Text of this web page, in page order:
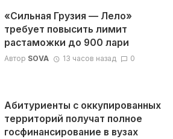
«Сильная Грузия — Лело»
требует повысить лимит
растаможки до 900 лари
Автор SOVA 13 часов назад 0
Абитуриенты с оккупированных
территорий получат полное
госфинансирование в вузах